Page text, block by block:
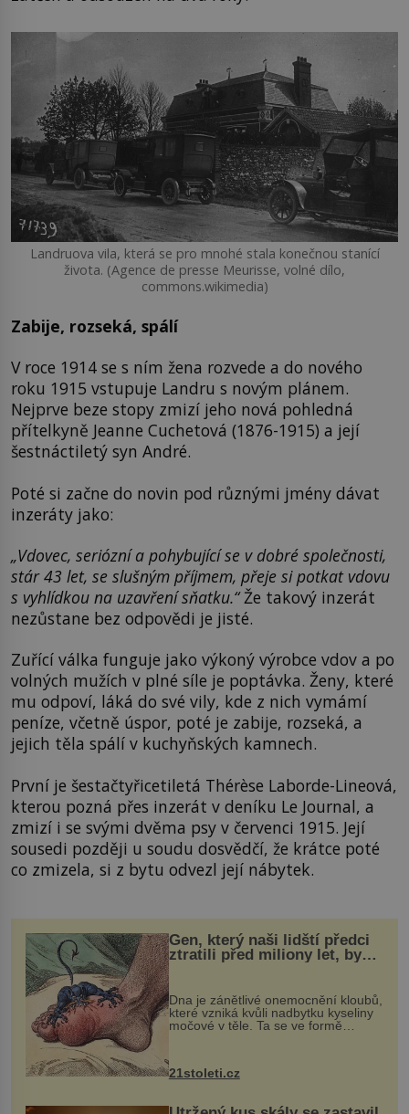
Landruova vila, která se pro mnohé stala konečnou stanící
života. (Agence de presse Meurisse, volné dílo,
commons.wikimedia)
Zabije, rozseká, spálí
V roce 1914 se s ním žena rozvede a do nového
roku 1915 vstupuje Landru s novým plánem.
Nejprve beze stopy zmizí jeho nová pohledná
přítelkyně Jeanne Cuchetová (1876-1915) a její
šestnáctiletý syn André.
Poté si začne do novin pod různými jmény dávat
inzeráty jako:
„Vdovec, seriózní a pohybující se v dobré společnosti,
stár 43 let, se slušným příjmem, přeje si potkat vdovu
s vyhlídkou na uzavření sňatku.“Že takový inzerát
nezůstane bez odpovědi je jisté.
Zuřící válka funguje jako výkoný výrobce vdov a po
volných mužích v plné síle je poptávka. Ženy, které
mu odpoví, láká do své vily, kde z nich vymámí
peníze, včetně úspor, poté je zabije, rozseká, a
jejich těla spálí v kuchyňských kamnech.
První je šestačtyřicetiletá Thérèse Laborde-Lineová,
kterou pozná přes inzerát v deníku Le Journal, a
zmizí i se svými dvěma psy v červenci 1915. Její
sousedi později u soudu dosvědčí, že krátce poté
co zmizela, si z bytu odvezl její nábytek.
Gen, který naši lidští předci
ztratili před miliony let, by
mohl pomoci s léčbou
„nemoci králů“
Dna je zánětlivé onemocnění kloubů,
které vzniká kvůli nadbytku kyseliny
močové v těle. Ta se ve formě
nohou, a způsobuje bole...
21stoleti.cz